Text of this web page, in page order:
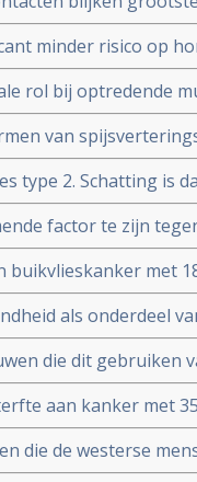
en obesitas
minder risico op
de overgang
rol bij optredende
en specifiek bij
van
copy 1
type 2. Schatting is
insulineresistentie
factor te zijn
buikvlieskanker met
de Nurses Health
als onderdeel
(SER) in nieuw
die dit gebruiken
gezondheid op 70
aan kanker met
die de westerse